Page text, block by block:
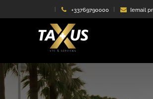
+33769790000 [email